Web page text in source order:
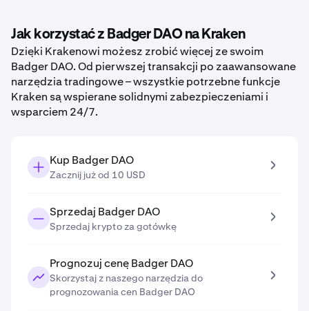
Jak korzystać z Badger DAO na Kraken
Dzięki Krakenowi możesz zrobić więcej ze swoim
Badger DAO. Od pierwszej transakcji po zaawansowane
narzędzia tradingowe – wszystkie potrzebne funkcje
Kraken są wspierane solidnymi zabezpieczeniami i
wsparciem 24/7.
Kup Badger DAO
Zacznij już od 10 USD
Sprzedaj Badger DAO
Sprzedaj krypto za gotówkę
Prognozuj cenę Badger DAO
Skorzystaj z naszego narzędzia do
prognozowania cen Badger DAO